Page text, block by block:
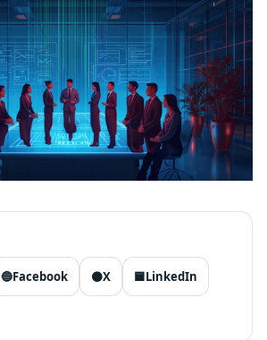
🔵Facebook ⚫X 🟦LinkedIn